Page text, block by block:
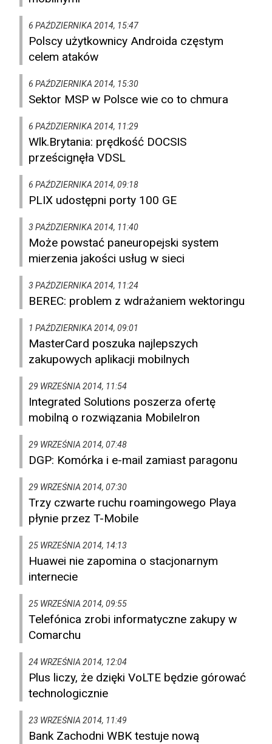
6 PAŹDZIERNIKA 2014, 15:47
Polscy użytkownicy Androida częstym
celem ataków
6 PAŹDZIERNIKA 2014, 15:30
Sektor MSP w Polsce wie co to chmura
6 PAŹDZIERNIKA 2014, 11:29
Wlk.Brytania: prędkość DOCSIS
prześcignęła VDSL
6 PAŹDZIERNIKA 2014, 09:18
PLIX udostępni porty 100 GE
3 PAŹDZIERNIKA 2014, 11:40
Może powstać paneuropejski system
mierzenia jakości usług w sieci
3 PAŹDZIERNIKA 2014, 11:24
BEREC: problem z wdrażaniem wektoringu
1 PAŹDZIERNIKA 2014, 09:01
MasterCard poszuka najlepszych
zakupowych aplikacji mobilnych
29 WRZEŚNIA 2014, 11:54
Integrated Solutions poszerza ofertę
mobilną o rozwiązania MobileIron
29 WRZEŚNIA 2014, 07:48
DGP: Komórka i e-mail zamiast paragonu
29 WRZEŚNIA 2014, 07:30
Trzy czwarte ruchu roamingowego Playa
płynie przez T-Mobile
25 WRZEŚNIA 2014, 14:13
Huawei nie zapomina o stacjonarnym
internecie
25 WRZEŚNIA 2014, 09:55
Telefónica zrobi informatyczne zakupy w
Comarchu
24 WRZEŚNIA 2014, 12:04
Plus liczy, że dzięki VoLTE będzie górować
technologicznie
23 WRZEŚNIA 2014, 11:49
Bank Zachodni WBK testuje nową